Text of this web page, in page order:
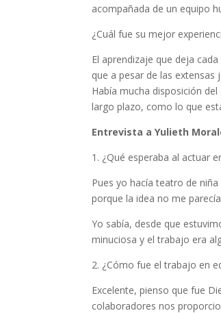
acompañada de un equipo
¿Cuál fue su mejor
El aprendizaje que deja
que a pesar de las
Había mucha disposición
largo plazo, como lo que
Entrevista a Yulieth
1. ¿Qué esperaba al actuar
Pues yo hacía teatro de
porque la idea no me
Yo sabía, desde que
minuciosa y el trabajo era
2. ¿Cómo fue el trabajo en
Excelente, pienso que fue
colaboradores nos